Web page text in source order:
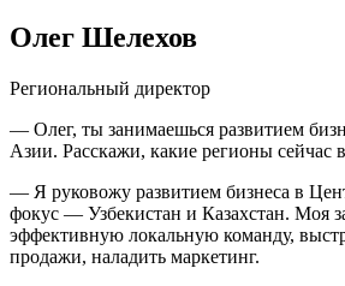
Олег Шелехов
Региональный директор
— Олег, ты занимаешься развитием
Азии. Расскажи, какие регионы сейчас
— Я руковожу развитием бизнеса в
фокус — Узбекистан и Казахстан. Моя
эффективную локальную команду,
продажи, наладить маркетинг.